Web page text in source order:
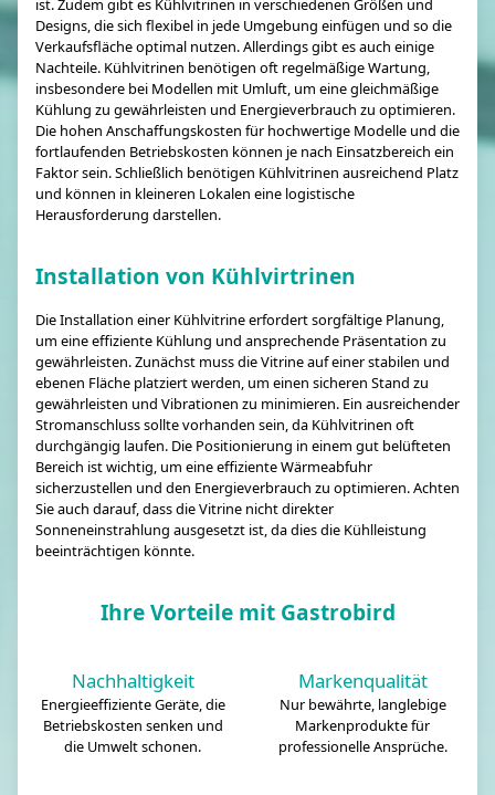
ist. Zudem gibt es Kühlvitrinen in verschiedenen Größen und
Designs, die sich flexibel in jede Umgebung einfügen und so die
Verkaufsfläche optimal nutzen. Allerdings gibt es auch einige
Nachteile. Kühlvitrinen benötigen oft regelmäßige Wartung,
insbesondere bei Modellen mit Umluft, um eine gleichmäßige
Kühlung zu gewährleisten und Energieverbrauch zu optimieren.
Die hohen Anschaffungskosten für hochwertige Modelle und die
fortlaufenden Betriebskosten können je nach Einsatzbereich ein
Faktor sein. Schließlich benötigen Kühlvitrinen ausreichend Platz
und können in kleineren Lokalen eine logistische
Herausforderung darstellen.
Installation von Kühlvirtrinen
Die Installation einer Kühlvitrine erfordert sorgfältige Planung,
um eine effiziente Kühlung und ansprechende Präsentation zu
gewährleisten. Zunächst muss die Vitrine auf einer stabilen und
ebenen Fläche platziert werden, um einen sicheren Stand zu
gewährleisten und Vibrationen zu minimieren. Ein ausreichender
Stromanschluss sollte vorhanden sein, da Kühlvitrinen oft
durchgängig laufen. Die Positionierung in einem gut belüfteten
Bereich ist wichtig, um eine effiziente Wärmeabfuhr
sicherzustellen und den Energieverbrauch zu optimieren. Achten
Sie auch darauf, dass die Vitrine nicht direkter
Sonneneinstrahlung ausgesetzt ist, da dies die Kühlleistung
beeinträchtigen könnte.
Ihre Vorteile mit Gastrobird
Nachhaltigkeit
Energieeffiziente Geräte, die
Betriebskosten senken und
die Umwelt schonen.
Markenqualität
Nur bewährte, langlebige
Markenprodukte für
professionelle Ansprüche.